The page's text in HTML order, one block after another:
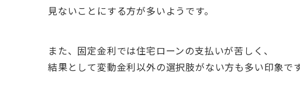
見ないことにする方が多いようです。
また、固定金利では住宅ローンの支払いが苦しく、
結果として変動金利以外の選択肢がない方も多い印象です